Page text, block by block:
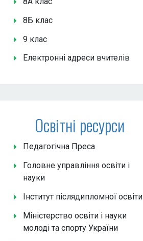
8Б клас
9 клас
Електронні адреси вчителів
Освітні ресурси
Педагогічна Преса
Головне управління освіти і
науки
Інститут післядипломної освіти
Міністерство освіти і науки
молоді та спорту України